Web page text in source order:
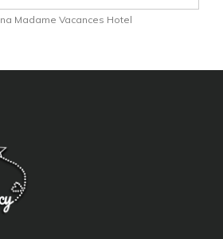
Madame Vacances Hotel